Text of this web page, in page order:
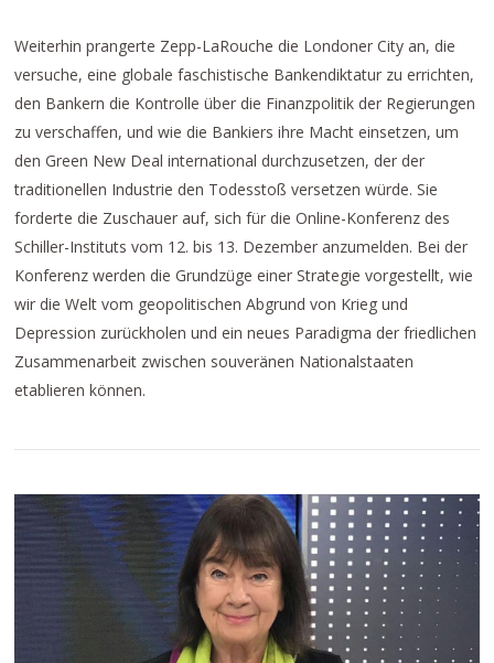
Weiterhin prangerte Zepp-LaRouche die Londoner City an, die
versuche, eine globale faschistische Bankendiktatur zu errichten,
den Bankern die Kontrolle über die Finanzpolitik der Regierungen
zu verschaffen, und wie die Bankiers ihre Macht einsetzen, um
den Green New Deal international durchzusetzen, der der
traditionellen Industrie den Todesstoß versetzen würde. Sie
forderte die Zuschauer auf, sich für die Online-Konferenz des
Schiller-Instituts vom 12. bis 13. Dezember anzumelden. Bei der
Konferenz werden die Grundzüge einer Strategie vorgestellt, wie
wir die Welt vom geopolitischen Abgrund von Krieg und
Depression zurückholen und ein neues Paradigma der friedlichen
Zusammenarbeit zwischen souveränen Nationalstaaten
etablieren können.